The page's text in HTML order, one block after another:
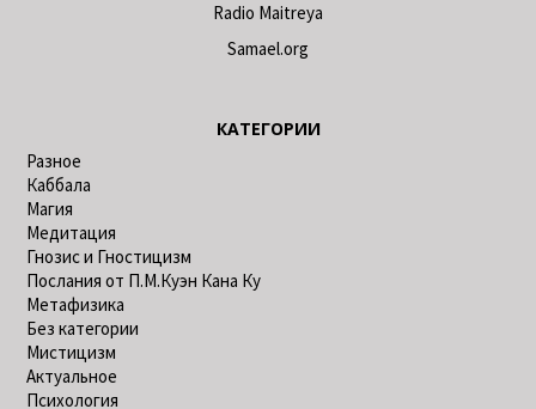
Radio Maitreya
Samael.org
КАТЕГОРИИ
Разное
Каббала
Магия
Медитация
Гнозис и Гностицизм
Послания от П.М.Куэн Кана Ку
Метафизика
Без категории
Мистицизм
Актуальное
Психология